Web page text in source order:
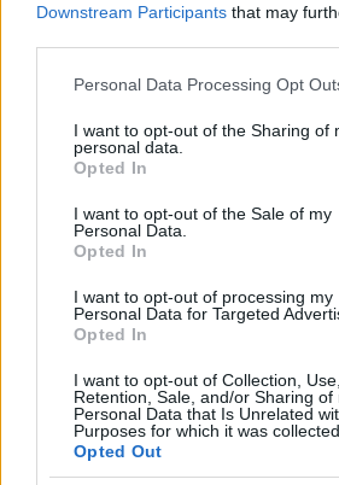
Downstream Participants that may
Please note that this website/app uses
not limited to your visit or usage
grant or deny consent to Google and
use your data for below specified
consent section.
Personal Data Processing Opt
I want to opt-out of the Sharing of
personal data.
Opted In
I want to opt-out of the Sale of my
Personal Data.
Opted In
I want to opt-out of processing my
Personal Data for Targeted
Opted In
I want to opt-out of Collection, Use,
Retention, Sale, and/or Sharing of
Personal Data that Is Unrelated
Purposes for which it was collected.
Opted Out
Jön még